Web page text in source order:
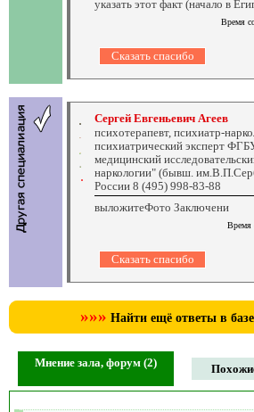
указать этот факт (начало в
Время
Сергей Евгеньевич Агеев
психотерапевт, психиатр-
психиатрический эксперт
медицинский
наркологии" (бывш.
России 8 (495) 998-83-88
выложитеФото Заключени
Время
»»» Найти ещё ответы в
Мнение зала, форум (2)